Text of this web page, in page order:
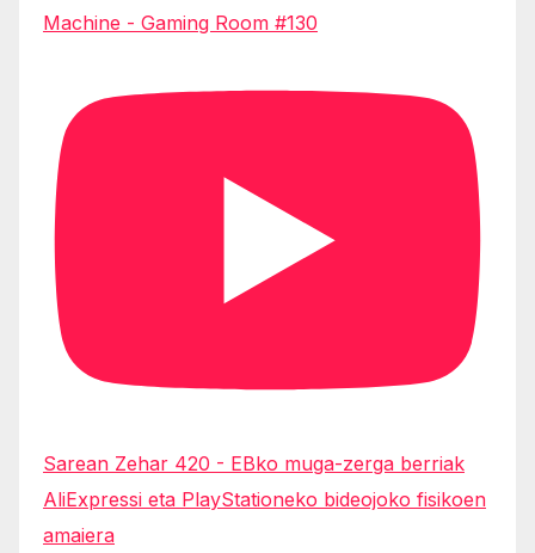
Machine - Gaming Room #130
Sarean Zehar 420 - EBko muga-zerga berriak
AliExpressi eta PlayStationeko bideojoko fisikoen
amaiera